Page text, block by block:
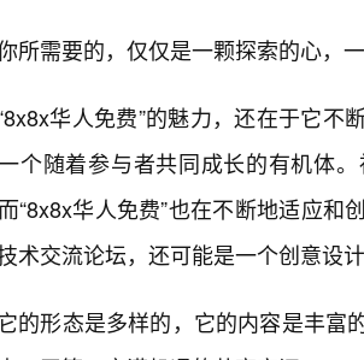
所需要的，仅仅是一颗探索的心，
华人免费”的魅力，还在于它不
个随着参与者共同成长的有机体
“8x8x华人免费”也在不断地适应
术交流论坛，还可能是一个创意设
的形态是多样的，它的内容是丰富